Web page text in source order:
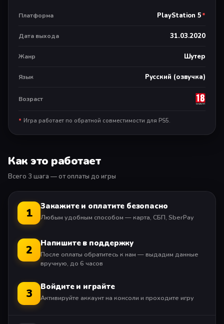
Автономная однопользовательская версия
Платформа PlayStation 5*
Дата выхода 31.03.2020
Жанр Шутер
Язык Русский (озвучка)
Возраст
* Игра работает по обратной совместимости для PS5.
Как это работает
Всего 3 шага — от оплаты до игры
1 Закажите и оплатите безопасно
Любым удобным способом — карта, СБП, SberPay
2 Напишите в поддержку
После оплаты обратитесь к нам — выдадим данные
вручную, до 6 часов
3 Войдите и играйте
Активируйте аккаунт на консоли и проходите игру